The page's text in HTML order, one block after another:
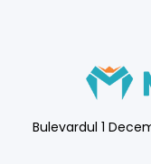
Bulevardul 1